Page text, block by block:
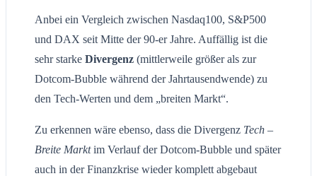
Anbei ein Vergleich zwischen Nasdaq100, S&P500
und DAX seit Mitte der 90-er Jahre. Auffällig ist die
sehr starke Divergenz (mittlerweile größer als zur
Dotcom-Bubble während der Jahrtausendwende) zu
den Tech-Werten und dem „breiten Markt“.
Zu erkennen wäre ebenso, dass die Divergenz Tech –
Breite Marktim Verlauf der Dotcom-Bubble und später
auch in der Finanzkrise wieder komplett abgebaut